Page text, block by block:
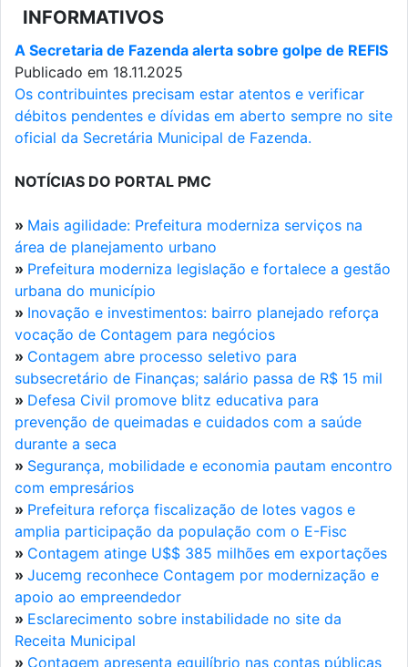
INFORMATIVOS
A Secretaria de Fazenda alerta sobre golpe de REFIS
Publicado em 18.11.2025
Os contribuintes precisam estar atentos e verificar
débitos pendentes e dívidas em aberto sempre no site
oficial da Secretária Municipal de Fazenda.
NOTÍCIAS DO PORTAL PMC
» Mais agilidade: Prefeitura moderniza serviços na
área de planejamento urbano
» Prefeitura moderniza legislação e fortalece a gestão
urbana do município
» Inovação e investimentos: bairro planejado reforça
vocação de Contagem para negócios
» Contagem abre processo seletivo para
subsecretário de Finanças; salário passa de R$ 15 mil
» Defesa Civil promove blitz educativa para
prevenção de queimadas e cuidados com a saúde
durante a seca
» Segurança, mobilidade e economia pautam encontro
com empresários
» Prefeitura reforça fiscalização de lotes vagos e
amplia participação da população com o E-Fisc
» Contagem atinge U$$ 385 milhões em exportações
» Jucemg reconhece Contagem por modernização e
apoio ao empreendedor
» Esclarecimento sobre instabilidade no site da
Receita Municipal
» Contagem apresenta equilíbrio nas contas públicas